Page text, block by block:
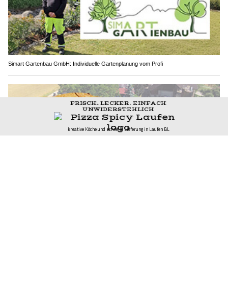
Simart Gartenbau GmbH: Individuelle Gartenplanung vom Profi